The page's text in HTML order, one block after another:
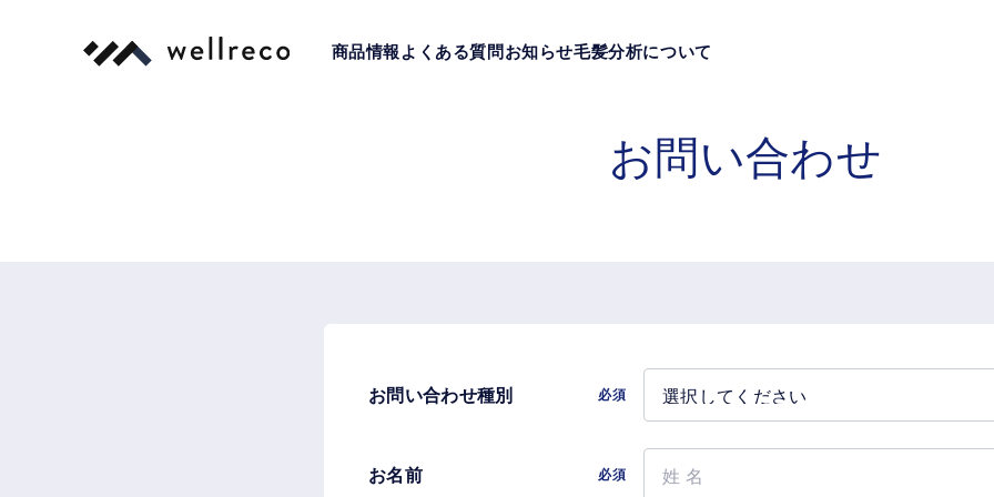
商品情報 よくある質問 お知らせ毛髪分析について
お問い合わせ
お問い合わせ種別 必須
お名前 必須